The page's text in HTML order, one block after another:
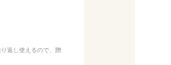
返し使えるので、贈